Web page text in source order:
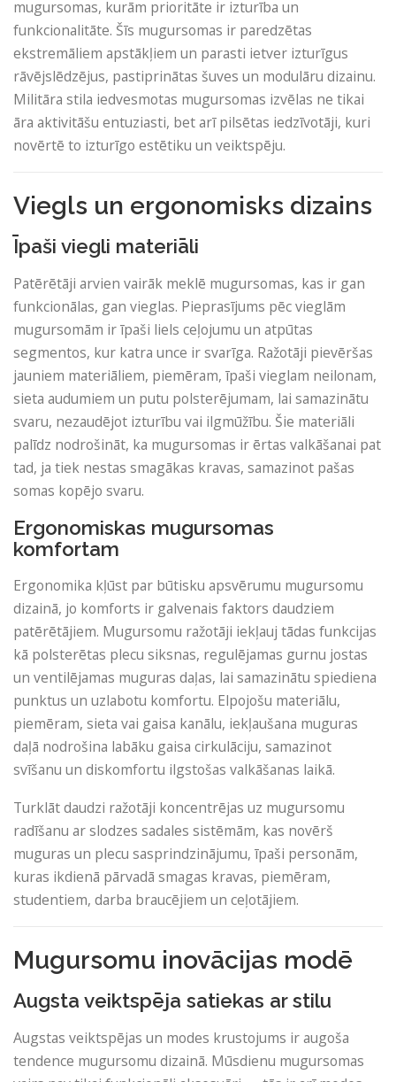
mugursomas, kurām prioritāte ir izturība un
funkcionalitāte. Šīs mugursomas ir paredzētas
ekstremāliem apstākļiem un parasti ietver izturīgus
rāvējslēdzējus, pastiprinātas šuves un modulāru dizainu.
Militāra stila iedvesmotas mugursomas izvēlas ne tikai
āra aktivitāšu entuziasti, bet arī pilsētas iedzīvotāji, kuri
novērtē to izturīgo estētiku un veiktspēju.
Viegls un ergonomisks dizains
Īpaši viegli materiāli
Patērētāji arvien vairāk meklē mugursomas, kas ir gan
funkcionālas, gan vieglas. Pieprasījums pēc vieglām
mugursomām ir īpaši liels ceļojumu un atpūtas
segmentos, kur katra unce ir svarīga. Ražotāji pievēršas
jauniem materiāliem, piemēram, īpaši vieglam neilonam,
sieta audumiem un putu polsterējumam, lai samazinātu
svaru, nezaudējot izturību vai ilgmūžību. Šie materiāli
palīdz nodrošināt, ka mugursomas ir ērtas valkāšanai pat
tad, ja tiek nestas smagākas kravas, samazinot pašas
somas kopējo svaru.
Ergonomiskas mugursomas
komfortam
Ergonomika kļūst par būtisku apsvērumu mugursomu
dizainā, jo komforts ir galvenais faktors daudziem
patērētājiem. Mugursomu ražotāji iekļauj tādas funkcijas
kā polsterētas plecu siksnas, regulējamas gurnu jostas
un ventilējamas muguras daļas, lai samazinātu spiediena
punktus un uzlabotu komfortu. Elpojošu materiālu,
piemēram, sieta vai gaisa kanālu, iekļaušana muguras
daļā nodrošina labāku gaisa cirkulāciju, samazinot
svīšanu un diskomfortu ilgstošas ​​valkāšanas laikā.
Turklāt daudzi ražotāji koncentrējas uz mugursomu
radīšanu ar slodzes sadales sistēmām, kas novērš
muguras un plecu sasprindzinājumu, īpaši personām,
kuras ikdienā pārvadā smagas kravas, piemēram,
studentiem, darba braucējiem un ceļotājiem.
Mugursomu inovācijas modē
Augsta veiktspēja satiekas ar stilu
Augstas veiktspējas un modes krustojums ir augoša
tendence mugursomu dizainā. Mūsdienu mugursomas